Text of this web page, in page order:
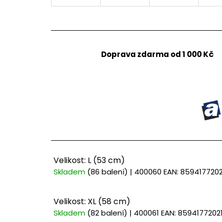
Doprava zdarma od 1 000 Kč
Velikost: L (53 cm)
Skladem (86 balení) | 400060 EAN:
Velikost: XL (58 cm)
Skladem (82 balení) | 400061 EAN: